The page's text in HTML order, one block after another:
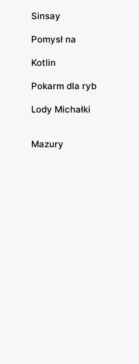
Sinsay
Pomysł na
Kotlin
Pokarm dla ryb
Lody Michałki
Mazury